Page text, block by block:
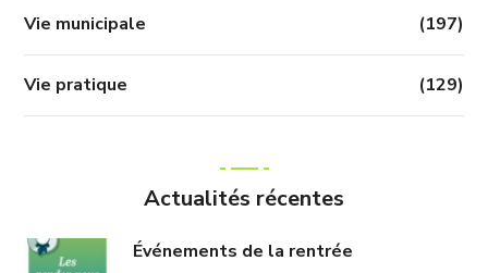
Vie municipale (197)
Vie pratique (129)
Actualités récentes
Événements de la rentrée